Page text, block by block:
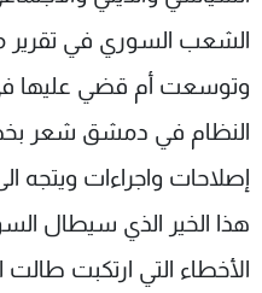
الشعب السوري في تقرير
وتوسعت أم قضي عليها
النظام في دمشق شعر
إصلاحات واجراءات ويتجه
هذا الخير الذي سيطال
الأخطاء التي ارتكبت طالت